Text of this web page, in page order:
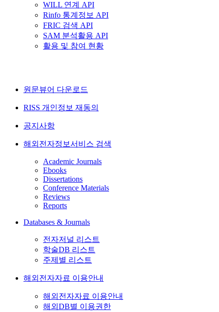
WILL 연계 API
Rinfo 통계정보 API
FRIC 검색 API
SAM 분석활용 API
활용 및 참여 현황
원문뷰어 다운로드
RISS 개인정보 재동의
공지사항
해외전자정보서비스 검색
Academic Journals
Ebooks
Dissertations
Conference Materials
Reviews
Reports
Databases & Journals
전자저널 리스트
학술DB 리스트
주제별 리스트
해외전자자료 이용안내
해외전자자료 이용안내
해외DB별 이용권한